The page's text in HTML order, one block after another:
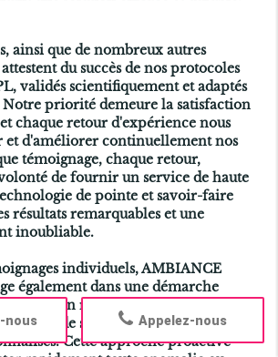
ainsi que de nombreux autres
du succès de nos protocoles
, validés scientifiquement et adaptés
priorité demeure la satisfaction
chaque retour d'expérience nous
et d'améliorer continuellement nos
témoignage, chaque retour,
de fournir un service de haute
de pointe et savoir-faire
résultats remarquables et une
inoubliable.
individuels, AMBIANCE
également dans une démarche
en recueillant régulièrement
enquêtes de satisfaction et des
Cette approche proactive
Appelez-nous
nous